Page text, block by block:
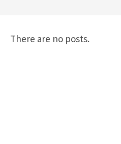
There are no posts.